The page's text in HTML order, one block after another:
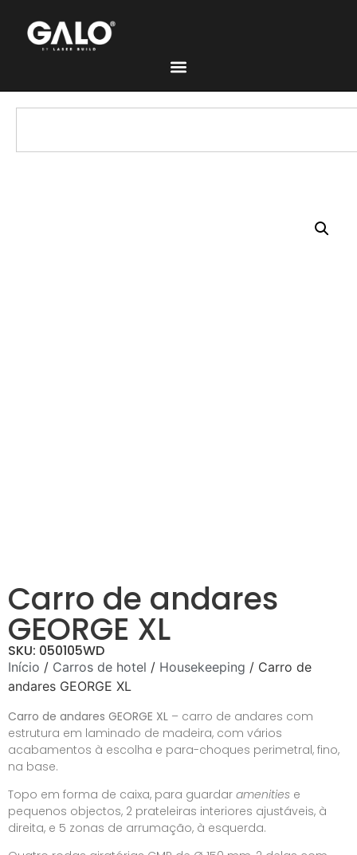
Carro de andares
GEORGE XL
SKU: 050105WD
Início / Carros de hotel / Housekeeping / Carro de
andares GEORGE XL
Carro de andares GEORGE XL – carro de andares com
estrutura em laminado de madeira, com vários
acabamentos à escolha e para-choques perimetral, fino,
na base.
Topo em forma de caixa, para guardar amenities e
pequenos objectos, 2 prateleiras interiores ajustáveis, à
direita, e 5 zonas de arrumação, à esquerda.